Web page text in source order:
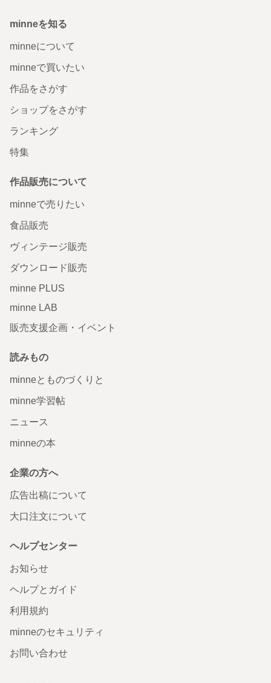
minneを知る
minneについて
minneで買いたい
作品をさがす
ショップをさがす
ランキング
特集
作品販売について
minneで売りたい
食品販売
ヴィンテージ販売
ダウンロード販売
minne PLUS
minne LAB
販売支援企画・イベント
読みもの
minneとものづくりと
minne学習帖
ニュース
minneの本
企業の方へ
広告出稿について
大口注文について
ヘルプセンター
お知らせ
ヘルプとガイド
利用規約
minneのセキュリティ
お問い合わせ